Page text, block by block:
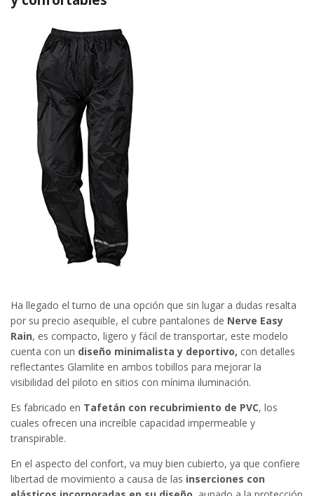
Ha llegado el turno de una opción que sin lugar a dudas resalta
por su precio asequible, el cubre pantalones de Nerve Easy
Rain, es compacto, ligero y fácil de transportar, este modelo
cuenta con un diseño minimalista y deportivo, con detalles
reflectantes Glamlite en ambos tobillos para mejorar la
visibilidad del piloto en sitios con mínima iluminación.
Es fabricado en Tafetán con recubrimiento de PVC, los
cuales ofrecen una increíble capacidad impermeable y
transpirable.
En el aspecto del confort, va muy bien cubierto, ya que confiere
libertad de movimiento a causa de las inserciones con